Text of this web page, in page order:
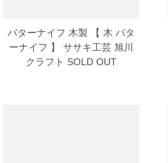
バターナイフ 木製 【 木 バタ
ーナイフ 】 ササキ工芸 旭川
クラフト SOLD OUT